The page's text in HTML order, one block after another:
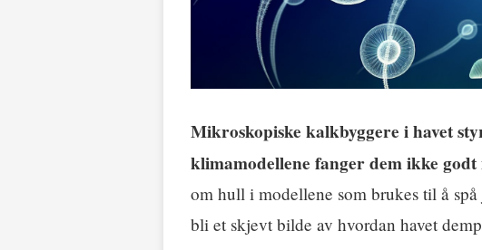
Mikroskopiske kalkbyggere i havet
klimamodellene fanger dem ikke godt
om hull i modellene som brukes til å
bli et skjevt bilde av hvordan havet